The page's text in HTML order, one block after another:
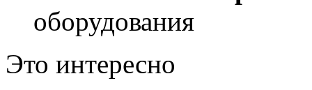
оборудования
Это интересно